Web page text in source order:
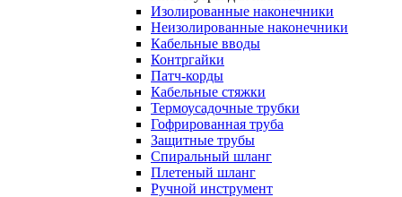
Изолированные наконечники
Неизолированные наконечники
Кабельные вводы
Контргайки
Патч-корды
Кабельные стяжки
Термоусадочные трубки
Гофрированная труба
Защитные трубы
Спиральный шланг
Плетеный шланг
Ручной инструмент